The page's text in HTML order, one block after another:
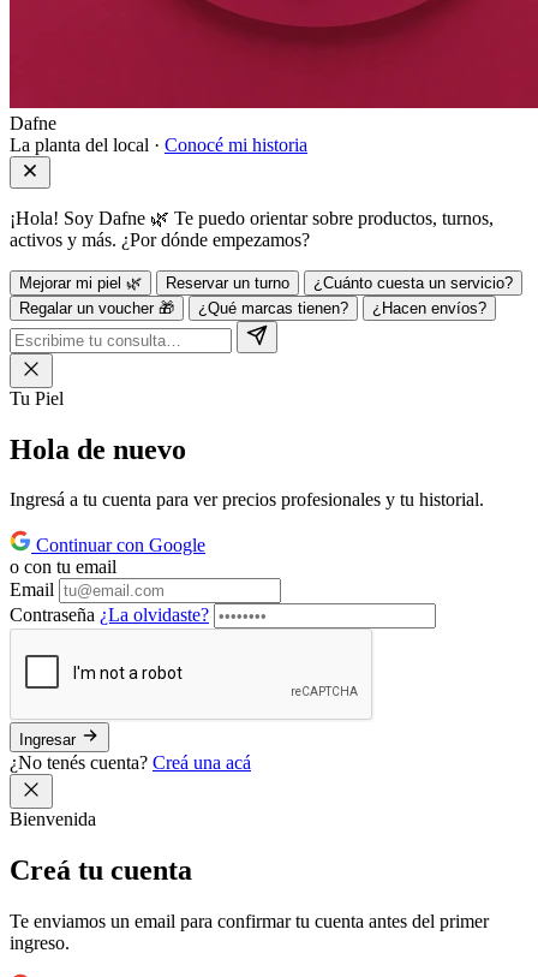
Dafne
La planta del local · Conocé mi historia
¡Hola! Soy Dafne 🌿 Te puedo orientar sobre productos, turnos,
activos y más. ¿Por dónde empezamos?
Mejorar mi piel 🌿 Reservar un turno
¿Cuánto cuesta un servicio?
Regalar un voucher 🎁
¿Qué marcas tienen? ¿Hacen envíos?
Tu Piel
Hola de nuevo
Ingresá a tu cuenta para ver precios profesionales y tu historial.
Continuar con Google
o con tu email
Email
Contraseña ¿La olvidaste?
Ingresar
¿No tenés cuenta? Creá una acá
Bienvenida
Creá tu cuenta
Te enviamos un email para confirmar tu cuenta antes del primer
ingreso.